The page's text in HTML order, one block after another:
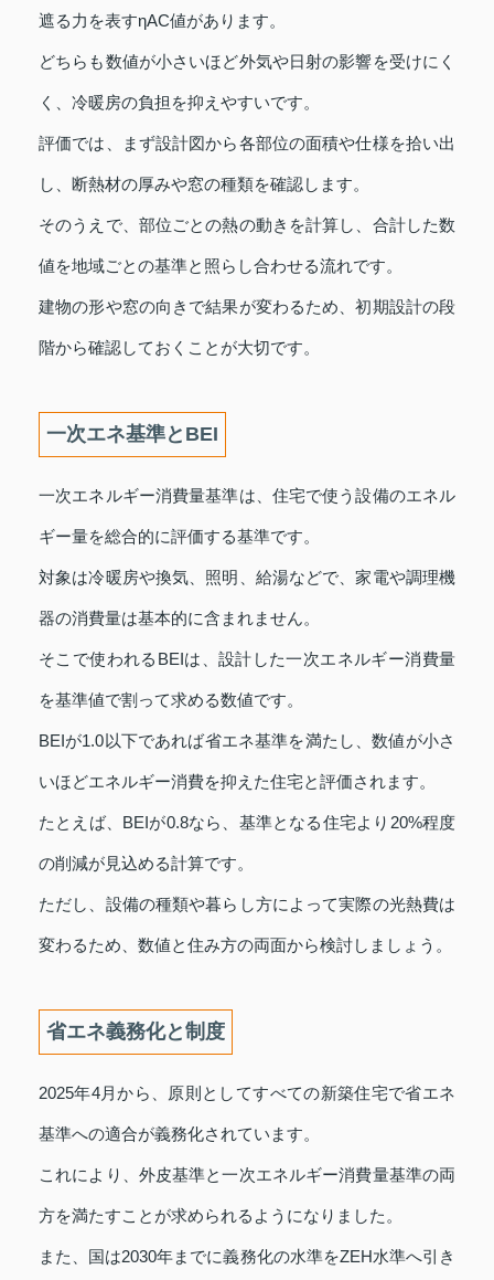
遮る力を表すηAC値があります。
どちらも数値が小さいほど外気や日射の影響を受けにく
く、冷暖房の負担を抑えやすいです。
評価では、まず設計図から各部位の面積や仕様を拾い出
し、断熱材の厚みや窓の種類を確認します。
そのうえで、部位ごとの熱の動きを計算し、合計した数
値を地域ごとの基準と照らし合わせる流れです。
建物の形や窓の向きで結果が変わるため、初期設計の段
階から確認しておくことが大切です。
一次エネ基準とBEI
一次エネルギー消費量基準は、住宅で使う設備のエネル
ギー量を総合的に評価する基準です。
対象は冷暖房や換気、照明、給湯などで、家電や調理機
器の消費量は基本的に含まれません。
そこで使われるBEIは、設計した一次エネルギー消費量
を基準値で割って求める数値です。
BEIが1.0以下であれば省エネ基準を満たし、数値が小さ
いほどエネルギー消費を抑えた住宅と評価されます。
たとえば、BEIが0.8なら、基準となる住宅より20%程度
の削減が見込める計算です。
ただし、設備の種類や暮らし方によって実際の光熱費は
変わるため、数値と住み方の両面から検討しましょう。
省エネ義務化と制度
2025年4月から、原則としてすべての新築住宅で省エネ
基準への適合が義務化されています。
これにより、外皮基準と一次エネルギー消費量基準の両
方を満たすことが求められるようになりました。
また、国は2030年までに義務化の水準をZEH水準へ引き